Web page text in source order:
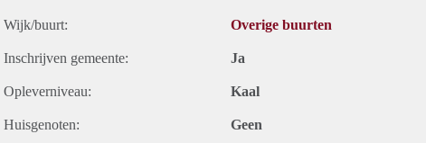
Wijk/buurt: Overige buurten
Inschrijven gemeente: Ja
Opleverniveau: Kaal
Huisgenoten: Geen